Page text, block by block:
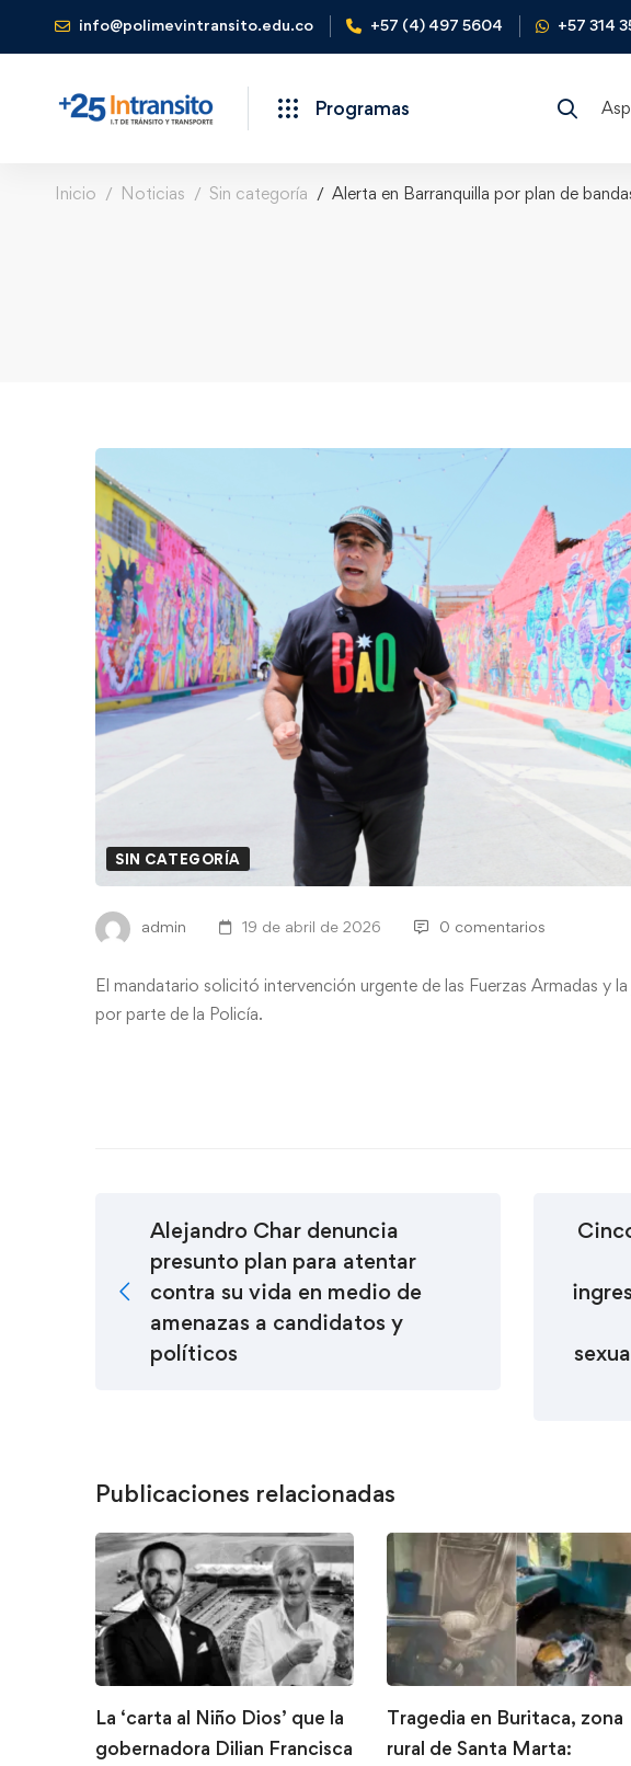
info@polimevintransito.edu.co +57 (4) 497 5604 +57 314
Programas
Inicio Noticias Sin categoría Alerta en Barranquilla por plan de
SIN CATEGORÍA
admin 19 de abril de 2026 0 comentarios
El mandatario solicitó intervención urgente de las Fuerzas Armadas y
por parte de la Policía.
Alejandro Char denuncia
presunto plan para atentar
contra su vida en medio de
amenazas a candidatos y
políticos
Publicaciones relacionadas
La ‘carta al Niño Dios’ que la
gobernadora Dilian Francisca
Tragedia en Buritaca, zona
rural de Santa Marta: